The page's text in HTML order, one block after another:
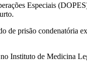
Especiais
de prisão condenatória
Instituto de Medicina